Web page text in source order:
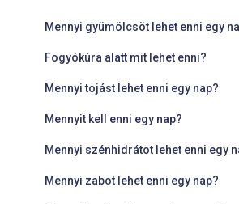
Mennyi gyümölcsöt lehet enni egy
Fogyókúra alatt mit lehet enni?
Mennyi tojást lehet enni egy nap?
Mennyit kell enni egy nap?
Mennyi szénhidrátot lehet enni egy
Mennyi zabot lehet enni egy nap?